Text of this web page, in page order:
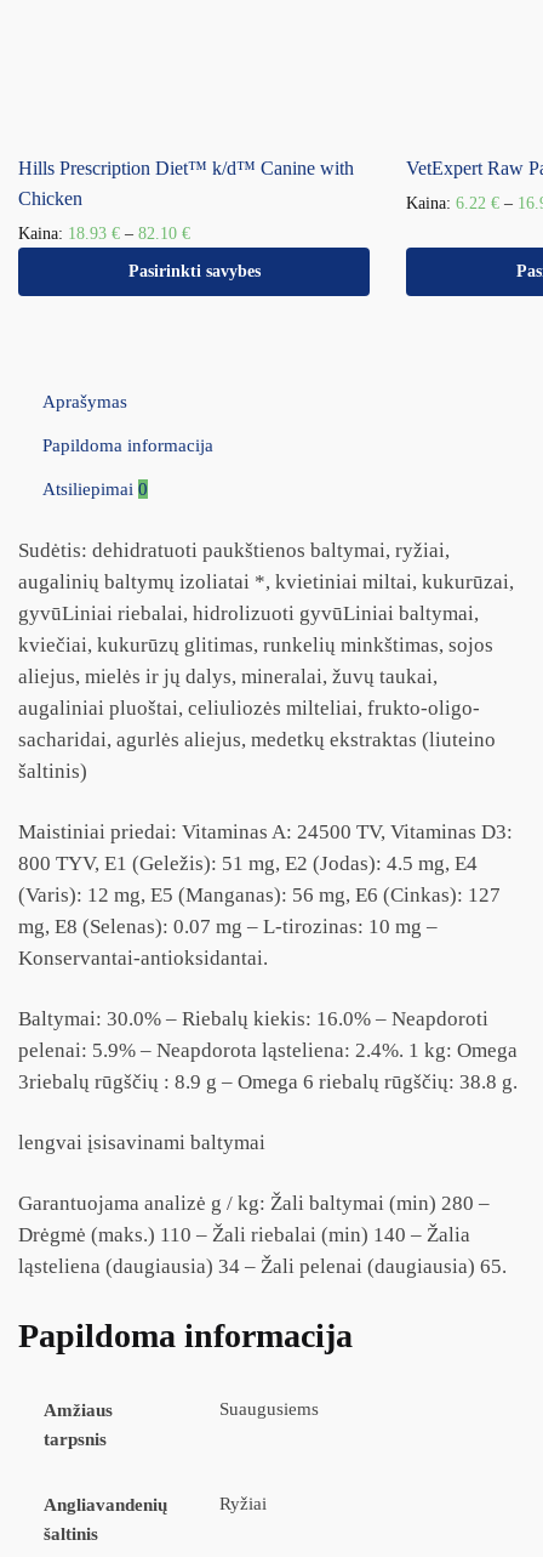
Hills Prescription Diet™ k/d™ Canine with
Chicken
Kaina: 18.93 € – 82.10 €
Pasirinkti savybes
VetExpert Raw
Kaina: 6.22 € –
Aprašymas
Papildoma informacija
Atsiliepimai 0
Sudėtis: dehidratuoti paukštienos baltymai, ryžiai,
augalinių baltymų izoliatai *, kvietiniai miltai, kukurūzai,
gyvūLiniai riebalai, hidrolizuoti gyvūLiniai baltymai,
kviečiai, kukurūzų glitimas, runkelių minkštimas, sojos
aliejus, mielės ir jų dalys, mineralai, žuvų taukai,
augaliniai pluoštai, celiuliozės milteliai, frukto-oligo-
sacharidai, agurlės aliejus, medetkų ekstraktas (liuteino
šaltinis)
Maistiniai priedai: Vitaminas A: 24500 TV, Vitaminas D3:
800 TYV, E1 (Geležis): 51 mg, E2 (Jodas): 4.5 mg, E4
(Varis): 12 mg, E5 (Manganas): 56 mg, E6 (Cinkas): 127
mg, E8 (Selenas): 0.07 mg – L-tirozinas: 10 mg –
Konservantai-antioksidantai.
Baltymai: 30.0% – Riebalų kiekis: 16.0% – Neapdoroti
pelenai: 5.9% – Neapdorota ląsteliena: 2.4%. 1 kg: Omega
3riebalų rūgščių : 8.9 g – Omega 6 riebalų rūgščių: 38.8 g.
lengvai įsisavinami baltymai
Garantuojama analizė g / kg: Žali baltymai (min) 280 –
Drėgmė (maks.) 110 – Žali riebalai (min) 140 – Žalia
ląsteliena (daugiausia) 34 – Žali pelenai (daugiausia) 65.
Papildoma informacija
Amžiaus
tarpsnis
Suaugusiems
Angliavandenių
šaltinis
Ryžiai